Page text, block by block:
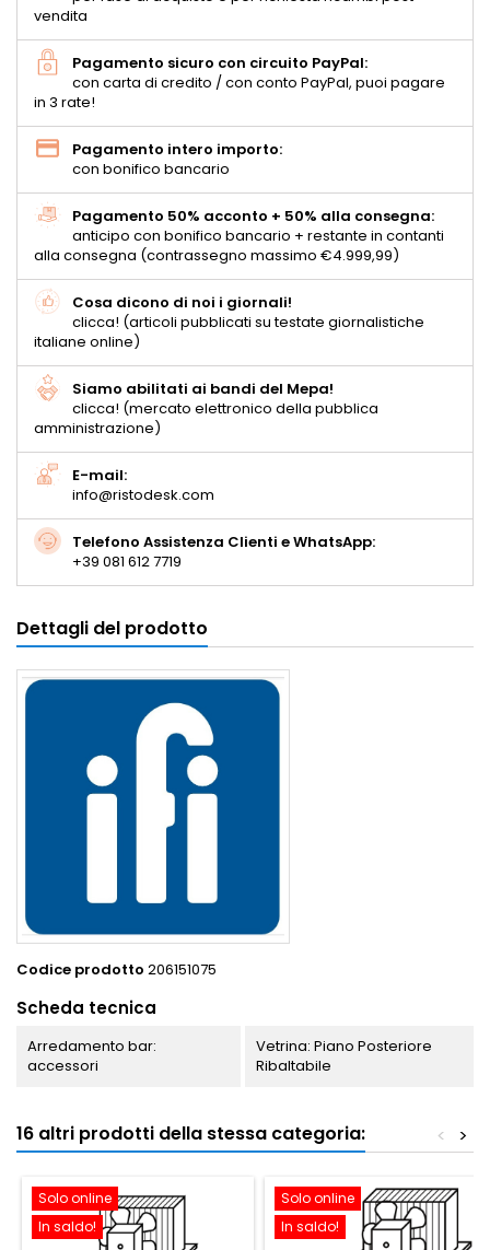
vendita
Pagamento sicuro con circuito PayPal:
con carta di credito / con conto PayPal, puoi pagare
in 3 rate!
Pagamento intero importo:
con bonifico bancario
Pagamento 50% acconto + 50% alla consegna:
anticipo con bonifico bancario + restante in contanti
alla consegna (contrassegno massimo €4.999,99)
Cosa dicono di noi i giornali!
clicca! (articoli pubblicati su testate giornalistiche
italiane online)
Siamo abilitati ai bandi del Mepa!
clicca! (mercato elettronico della pubblica
amministrazione)
E-mail:
info@ristodesk.com
Telefono Assistenza Clienti e WhatsApp:
+39 081 612 7719
Dettagli del prodotto
Codice prodotto 206151075
Scheda tecnica
Arredamento bar:
accessori
Vetrina: Piano Posteriore
Ribaltabile
16 altri prodotti della stessa categoria: >
<
Solo online
In saldo!
Solo online
In saldo!